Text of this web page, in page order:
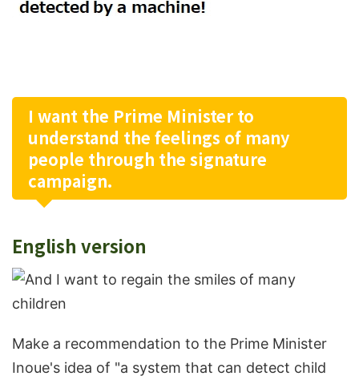
I want the Prime Minister to
understand the feelings of many
people through the signature
campaign.
English version
Make a recommendation to the Prime Minister
Inoue's idea of "a system that can detect child